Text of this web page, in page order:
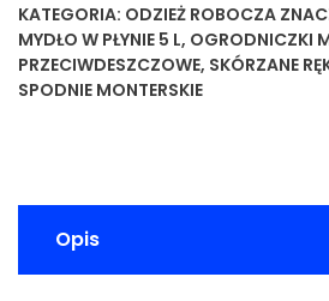
KATEGORIA: ODZIEŻ ROBOCZA
MYDŁO W PŁYNIE 5 L, OGRODNICZKI
PRZECIWDESZCZOWE, SKÓRZANE
SPODNIE MONTERSKIE
Opis